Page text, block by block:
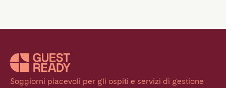
Soggiorni piacevoli per gli ospiti e servizi di gestione